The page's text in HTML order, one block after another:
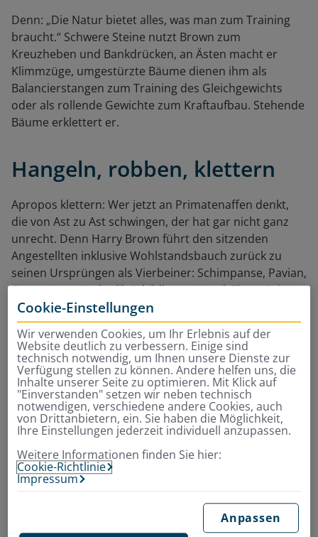
Denn: „Die Natur bietet alles, was man zum Training
braucht.“ Schwere Steine nutzt Brown zum
Kreuzheben und Bankdrücken, an Ästen macht er
Klimmzüge, umgestürzte Bäume dienen ihm als
Balancierstangen zum Training des Gleichgewichts
oder als rollende Gewichte zum Kraftaufbau. Stehende
Bäume erklettert er.
Hangeln, robben, klettern
Apropos klettern: Wer jetzt an Primatenaffen denkt,
die von Ast zu Ast schwingen, der hat gar nicht ganz
unrecht. Denn Harry Brown führt den sitzenden
Angestellten inklusive Wohlstandsbauch zurück zu
seinen Ursprüngen als Vierbeiner: Schimpanse, Pavian,
Orang Utan, Krokodil, Schildkröte, Hund, Tiger, Spinne
– die meisten seiner Übungen haben ihr Vorbild in
einer Tierart.
Und so hangeln, robben, krabbeln, krauchen und
kriechen seine Schüler mit ihm häufig über Waldboden
und Wiese. Wichtig ist für Personaltrainer Brown:
„Möglichst nah am Boden trainieren.“
„ Möglichst nah am Boden
trainieren.”
Personaltrainer Harry Brown
Cookie-Einstellungen
Wir verwenden Cookies, um Ihr Erlebnis auf der
Website deutlich zu verbessern. Einige sind
technisch notwendig, um Ihnen unsere Dienste zur
Verfügung stellen zu können. Andere helfen uns, die
Inhalte unserer Seite zu optimieren. Mit Klick auf
"Einverstanden" setzen wir neben technisch
notwendigen, verschiedene andere Cookies, auch
von Drittanbietern, ein. Sie haben die Möglichkeit,
Ihre Einstellungen jederzeit individuell anzupassen.
Weitere Informationen finden Sie hier:
Cookie-Richtlinie
Impressum
Anpassen